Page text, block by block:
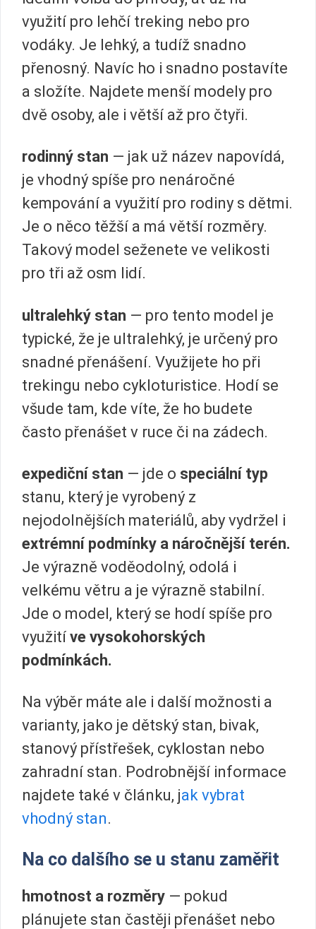
využití pro lehčí treking nebo pro
vodáky. Je lehký, a tudíž snadno
přenosný. Navíc ho i snadno postavíte
a složíte. Najdete menší modely pro
dvě osoby, ale i větší až pro čtyři.
rodinný stan — jak už název napovídá,
je vhodný spíše pro nenáročné
kempování a využití pro rodiny s dětmi.
Je o něco těžší a má větší rozměry.
Takový model seženete ve velikosti
pro tři až osm lidí.
ultralehký stan — pro tento model je
typické, že je ultralehký, je určený pro
snadné přenášení. Využijete ho při
trekingu nebo cykloturistice. Hodí se
všude tam, kde víte, že ho budete
často přenášet v ruce či na zádech.
expediční stan — jde o speciální typ
stanu, který je vyrobený z
nejodolnějších materiálů, aby vydržel i
extrémní podmínky a náročnější terén.
Je výrazně voděodolný, odolá i
velkému větru a je výrazně stabilní.
Jde o model, který se hodí spíše pro
využití ve vysokohorských
podmínkách.
Na výběr máte ale i další možnosti a
varianty, jako je dětský stan, bivak,
stanový přístřešek, cyklostan nebo
zahradní stan. Podrobnější informace
najdete také v článku, jak vybrat
vhodný stan.
Na co dalšího se u stanu zaměřit
hmotnost a rozměry — pokud
plánujete stan častěji přenášet nebo